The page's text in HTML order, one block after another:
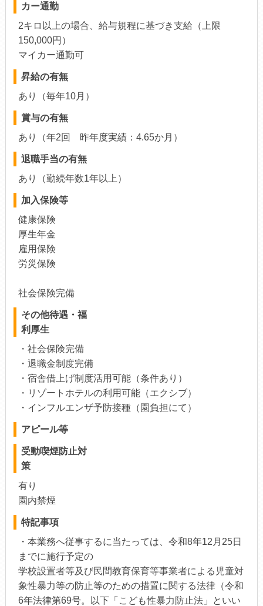
カー通勤
2キロ以上の場合、給与規程に基づき支給（上限
150,000円）
マイカー通勤可
昇給の有無
あり（毎年10月）
賞与の有無
あり（年2回 昨年度実績：4.65か月）
退職手当の有無
あり（勤続年数1年以上）
加入保険等
健康保険
厚生年金
雇用保険
労災保険
社会保険完備
その他待遇・福
利厚生
・社会保険完備
・退職金制度完備
・宿舎借上げ制度活用可能（条件あり）
・リゾートホテルの利用可能（エクシブ）
・インフルエンザ予防接種（園負担にて）
アピール等
受動喫煙防止対
策
有り
園内禁煙
特記事項
・本業務へ従事するに当たっては、令和8年12月25日
までに施行予定の
学校設置者等及び民間教育保育等事業者による児童対
象性暴力等の防止等のための措置に関する法律（令和
6年法律第69号。以下「こども性暴力防止法」といい